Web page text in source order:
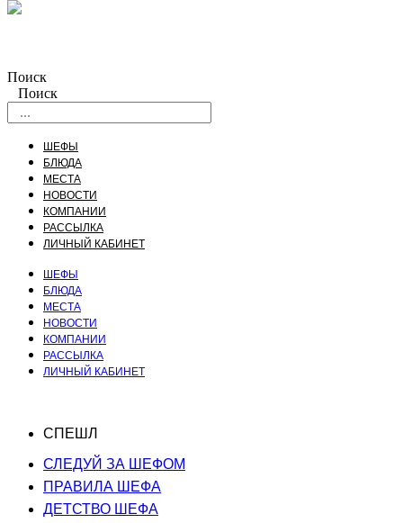
Поиск
Поиск
ШЕФЫ
БЛЮДА
МЕСТА
НОВОСТИ
КОМПАНИИ
РАССЫЛКА
ЛИЧНЫЙ КАБИНЕТ
ШЕФЫ
БЛЮДА
МЕСТА
НОВОСТИ
КОМПАНИИ
РАССЫЛКА
ЛИЧНЫЙ КАБИНЕТ
СПЕШЛ
СЛЕДУЙ ЗА ШЕФОМ
ПРАВИЛА ШЕФА
ДЕТСТВО ШЕФА